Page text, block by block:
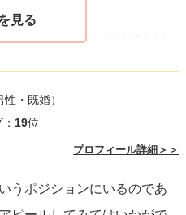
ぎらいの言葉をかけてあげ
会があるのは素晴らしいこ
ん、お疲れさまです」「○○
性・既婚）
19位
プロフィール詳細＞＞
うポジションにいるのであ